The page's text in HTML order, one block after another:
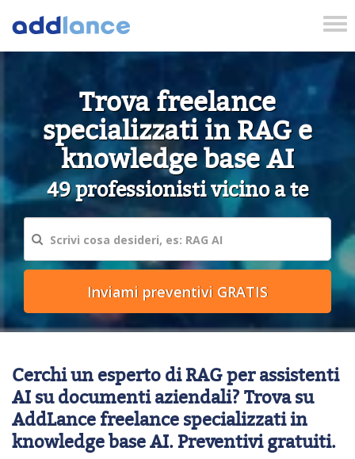
Trova freelance
specializzati in RAG e
knowledge base AI
49 professionisti vicino a te
Cerchi un esperto di RAG per assistenti
AI su documenti aziendali? Trova su
AddLance freelance specializzati in
knowledge base AI. Preventivi gratuiti.